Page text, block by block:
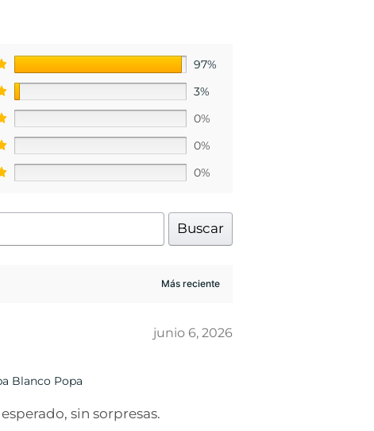
97%
3%
0%
0%
0%
Buscar
junio 6, 2026
Blanco Popa
sin sorpresas.